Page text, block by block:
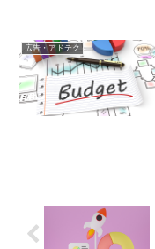
広告・アドテク